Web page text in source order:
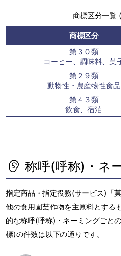
商標区分一覧
商標区分
第３０類
コーヒー、調味料、菓
第２９類
動物性・農産物性食品
第４３類
飲食、宿泊
称呼(呼称)・ネ
指定商品・指定役務(サービス)「
他の食用園芸作物を主原料とする
的な称呼(呼称)・ネーミングごと
標)の件数は以下の通りです。